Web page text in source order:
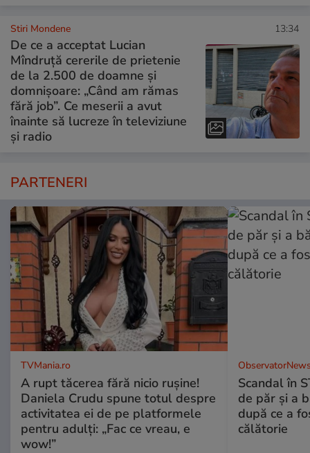
Stiri Mondene 13:34
De ce a acceptat Lucian
Mîndruță cererile de prietenie
de la 2.500 de doamne și
domnișoare: „Când am rămas
fără job”. Ce meserii a avut
înainte să lucreze în televiziune
și radio
PARTENERI
TVMania.ro
A rupt tăcerea fără nicio rușine!
Daniela Crudu spune totul despre
activitatea ei de pe platformele
pentru adulți: „Fac ce vreau, e
wow!”
Scandal în
de păr şi a
după ce a
călătorie